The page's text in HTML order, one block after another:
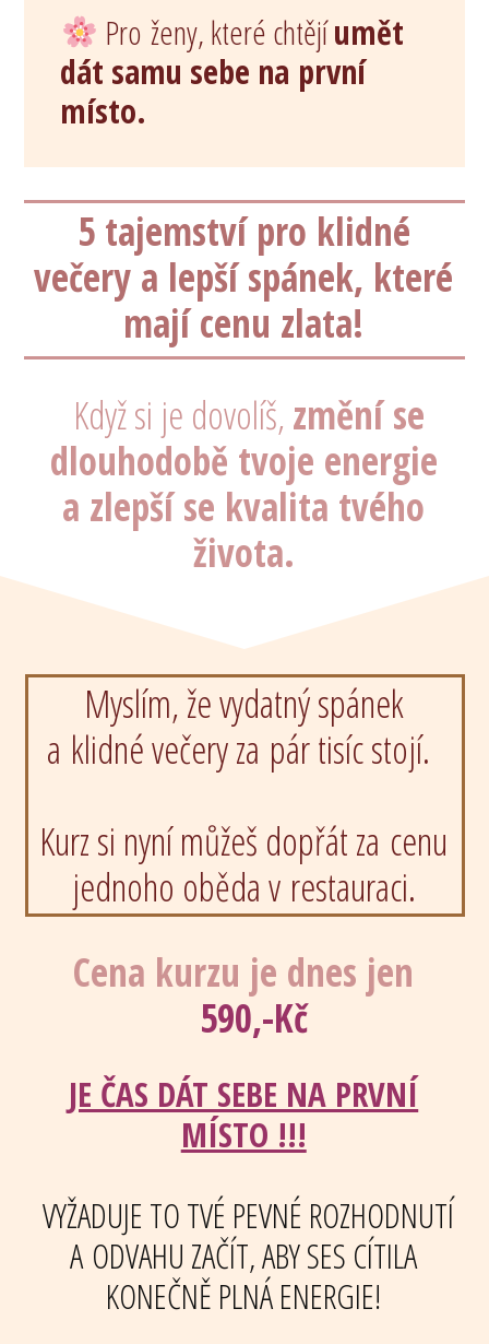
Pro ženy, které chtějíumět
dát samu sebe na první
místo.
5 tajemství pro klidné
večery a lepší spánek, které
mají cenu zlata!
Když si je dovolíš, změní se
dlouhodobě tvoje energie
a zlepší se kvalita tvého
života.
Myslím, že vydatný spánek
a klidné večery za pár tisíc stojí.
Kurz si nyní můžeš dopřát za cenu
jednoho oběda v restauraci.
Cena kurzu je dnes jen
590,-Kč
JE ČAS DÁT SEBE NA PRVNÍ
MÍSTO !!!
VYŽADUJE TO TVÉ PEVNÉ ROZHODNUTÍ
A ODVAHU ZAČÍT, ABY SES CÍTILA
KONEČNĚ PLNÁ ENERGIE!